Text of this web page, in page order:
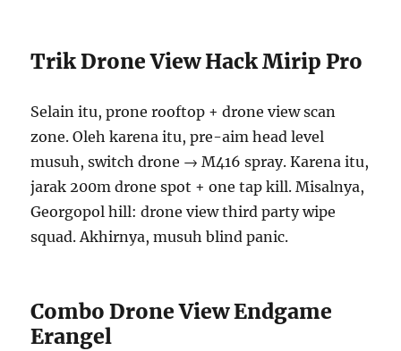
Trik Drone View Hack Mirip Pro
Selain itu, prone rooftop + drone view scan
zone. Oleh karena itu, pre-aim head level
musuh, switch drone → M416 spray. Karena itu,
jarak 200m drone spot + one tap kill. Misalnya,
Georgopol hill: drone view third party wipe
squad. Akhirnya, musuh blind panic.
Combo Drone View Endgame
Erangel